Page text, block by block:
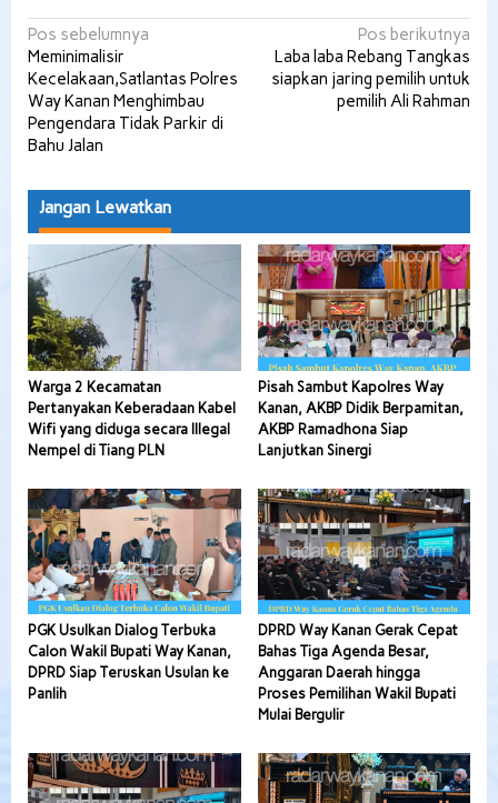
Navigasi
pos
Pos sebelumnya
Meminimalisir
Kecelakaan,Satlantas Polres
Way Kanan Menghimbau
Pengendara Tidak Parkir di
Bahu Jalan
Pos berikutnya
Laba laba Rebang Tangkas
siapkan jaring pemilih untuk
pemilih Ali Rahman
Jangan Lewatkan
Warga 2 Kecamatan
Pertanyakan Keberadaan Kabel
Wifi yang diduga secara Illegal
Nempel di Tiang PLN
Pisah Sambut Kapolres Way
Kanan, AKBP Didik Berpamitan,
AKBP Ramadhona Siap
Lanjutkan Sinergi
PGK Usulkan Dialog Terbuka
Calon Wakil Bupati Way Kanan,
DPRD Siap Teruskan Usulan ke
Panlih
DPRD Way Kanan Gerak Cepat
Bahas Tiga Agenda Besar,
Anggaran Daerah hingga
Proses Pemilihan Wakil Bupati
Mulai Bergulir